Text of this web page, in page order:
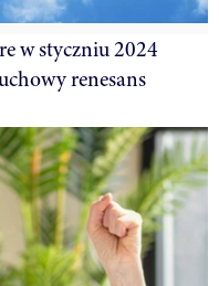
w styczniu 2024
renesans